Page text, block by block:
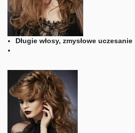
Długie włosy, zmysłowe uczesanie